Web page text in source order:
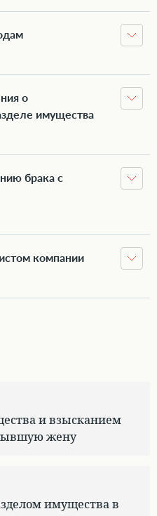
о
имущества
брака с
компании
и взысканием
жену
имущества в